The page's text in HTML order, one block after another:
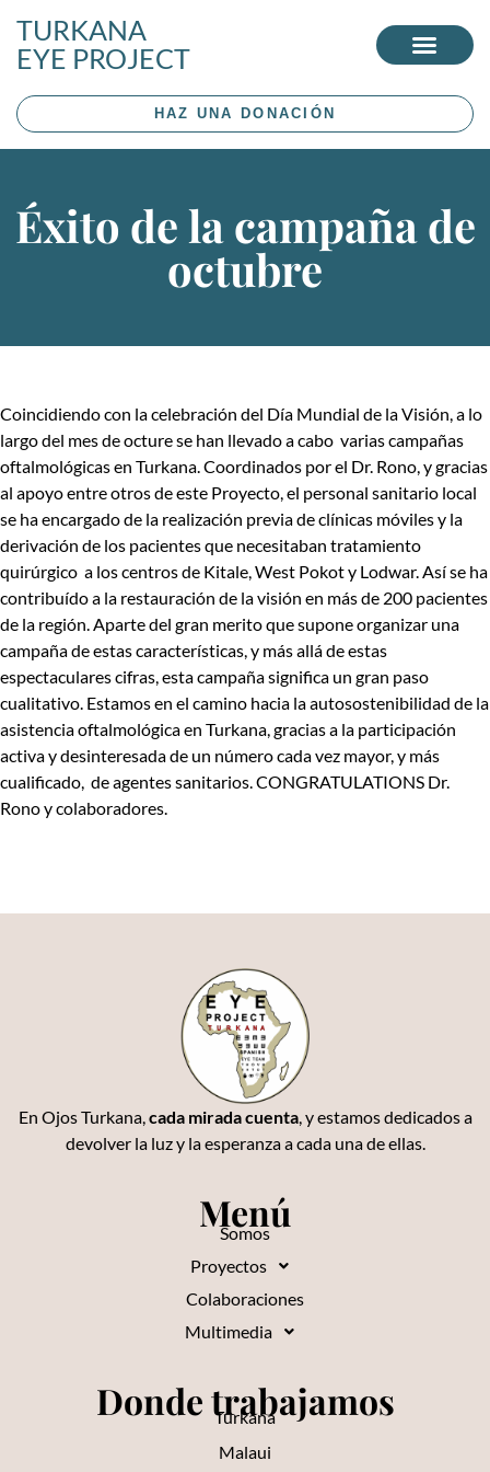
TURKANA
EYE PROJECT
HAZ UNA DONACIÓN
Éxito de la campaña de
octubre
Coincidiendo con la celebración del Día Mundial de la Visión, a lo
largo del mes de octure se han llevado a cabo varias campañas
oftalmológicas en Turkana. Coordinados por el Dr. Rono, y gracias
al apoyo entre otros de este Proyecto, el personal sanitario local
se ha encargado de la realización previa de clínicas móviles y la
derivación de los pacientes que necesitaban tratamiento
quirúrgico a los centros de Kitale, West Pokot y Lodwar. Así se ha
contribuído a la restauración de la visión en más de 200 pacientes
de la región. Aparte del gran merito que supone organizar una
campaña de estas características, y más allá de estas
espectaculares cifras, esta campaña significa un gran paso
cualitativo. Estamos en el camino hacia la autosostenibilidad de la
asistencia oftalmológica en Turkana, gracias a la participación
activa y desinteresada de un número cada vez mayor, y más
cualificado, de agentes sanitarios. CONGRATULATIONS Dr.
Rono y colaboradores.
En Ojos Turkana,cada mirada cuenta, y estamos dedicados a
devolver la luz y la esperanza a cada una de ellas.
Menú
Somos
Proyectos
Colaboraciones
Multimedia
Donde trabajamos
Turkana
Malaui